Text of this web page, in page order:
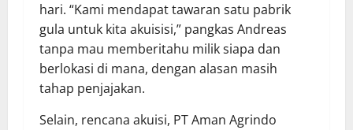
hari. “Kami mendapat tawaran satu pabrik
gula untuk kita akuisisi,” pangkas Andreas
tanpa mau memberitahu milik siapa dan
berlokasi di mana, dengan alasan masih
tahap penjajakan.
Selain, rencana akuisi, PT Aman Agrindo